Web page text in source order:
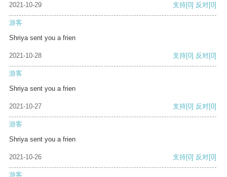
2021-10-29 支持[0] 反对[0]
游客
Shriya sent you a frien
2021-10-28 支持[0] 反对[0]
游客
Shriya sent you a frien
2021-10-27 支持[0] 反对[0]
游客
Shriya sent you a frien
2021-10-26 支持[0] 反对[0]
游客